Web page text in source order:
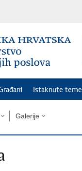
Istaknute teme
Galerije